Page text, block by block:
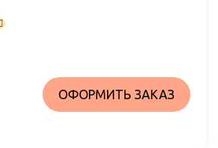
ОФОРМИТЬ ЗАКАЗ